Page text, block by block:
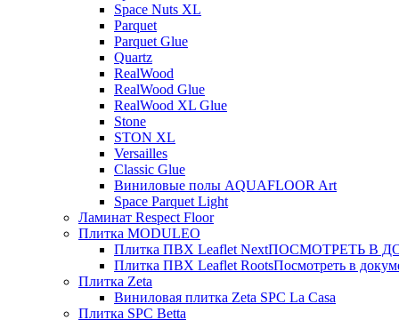
Space Nuts XL
Parquet
Parquet Glue
Quartz
RealWood
RealWood Glue
RealWood XL Glue
Stone
STON XL
Versailles
Classic Glue
Виниловые полы AQUAFLOOR Art
Space Parquet Light
Ламинат Respect Floor
Плитка MODULEO
Плитка ПВХ Leaflet NextПОСМОТРЕТЬ В
Плитка ПВХ Leaflet RootsПосмотреть в
Плитка Zeta
Виниловая плитка Zeta SPC La Casa
Плитка SPC Betta